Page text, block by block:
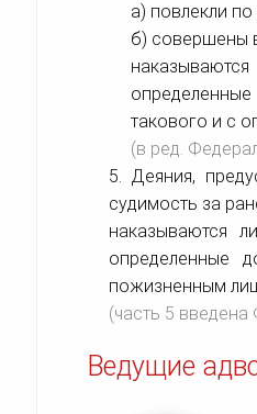
а) повлекли
б) совершены
такового и с
(в ред.
5. Деяния,
судимость за
наказываются
определенные
пожизненным
(часть 5
Ведущие